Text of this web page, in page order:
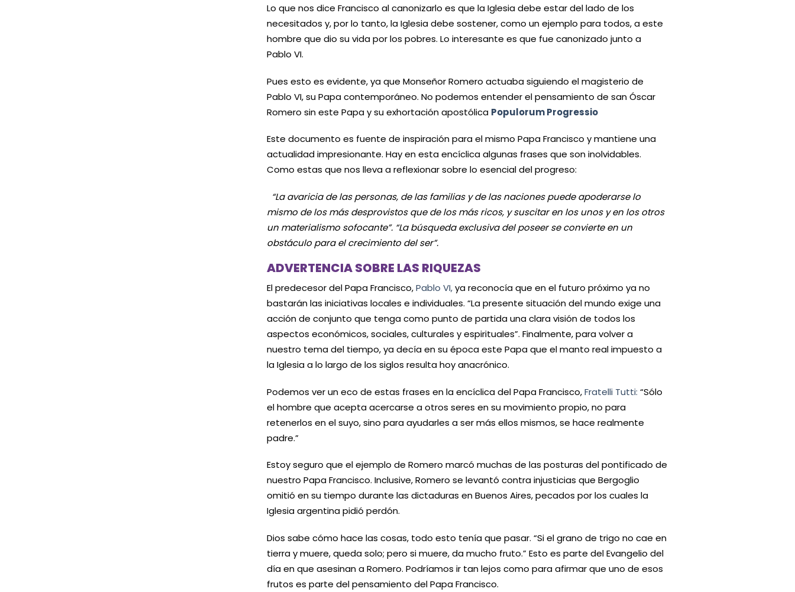
Lo que nos dice Francisco al canonizarlo es que la Iglesia debe estar del lado de los
necesitados y, por lo tanto, la Iglesia debe sostener, como un ejemplo para todos, a este
hombre que dio su vida por los pobres. Lo interesante es que fue canonizado junto a
Pablo VI.
Pues esto es evidente, ya que Monseñor Romero actuaba siguiendo el magisterio de
Pablo VI, su Papa contemporáneo. No podemos entender el pensamiento de san Óscar
Romero sin este Papa y su exhortación apostólica Populorum Progressio
Este documento es fuente de inspiración para el mismo Papa Francisco y mantiene una
actualidad impresionante. Hay en esta encíclica algunas frases que son inolvidables.
Como estas que nos lleva a reflexionar sobre lo esencial del progreso:
“La avaricia de las personas, de las familias y de las naciones puede apoderarse lo
mismo de los más desprovistos que de los más ricos, y suscitar en los unos y en los otros
un materialismo sofocante”. “La búsqueda exclusiva del poseer se convierte en un
obstáculo para el crecimiento del ser”.
ADVERTENCIA SOBRE LAS RIQUEZAS
El predecesor del Papa Francisco,Pablo VI,ya reconocía que en el futuro próximo ya no
bastarán las iniciativas locales e individuales. “La presente situación del mundo exige una
acción de conjunto que tenga como punto de partida una clara visión de todos los
aspectos económicos, sociales, culturales y espirituales”. Finalmente, para volver a
nuestro tema del tiempo, ya decía en su época este Papa que el manto real impuesto a
la Iglesia a lo largo de los siglos resulta hoy anacrónico.
Podemos ver un eco de estas frases en la encíclica del Papa Francisco,Fratelli Tutti: “Sólo
el hombre que acepta acercarse a otros seres en su movimiento propio, no para
retenerlos en el suyo, sino para ayudarles a ser más ellos mismos, se hace realmente
padre.”
Estoy seguro que el ejemplo de Romero marcó muchas de las posturas del pontificado de
nuestro Papa Francisco. Inclusive, Romero se levantó contra injusticias que Bergoglio
omitió en su tiempo durante las dictaduras en Buenos Aires, pecados por los cuales la
Iglesia argentina pidió perdón.
Dios sabe cómo hace las cosas, todo esto tenía que pasar. “Si el grano de trigo no cae en
tierra y muere, queda solo; pero si muere, da mucho fruto.” Esto es parte del Evangelio del
día en que asesinan a Romero. Podríamos ir tan lejos como para afirmar que uno de esos
frutos es parte del pensamiento del Papa Francisco.